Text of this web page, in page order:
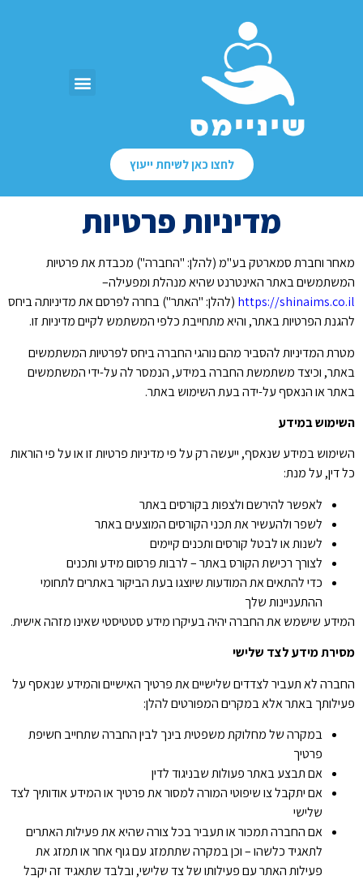
לחצו כאן לשיחת ייעוץ
מדיניות פרטיות
מאחר וחברת סמארטק בע"מ (להלן: "החברה") מכבדת את פרטיות
המשתמשים באתר האינטרנט שהיא מנהלת ומפעילה–
https://shinaims.co.il (להלן: "האתר") בחרה לפרסם את מדיניותה ביחס
להגנת הפרטיות באתר, והיא מתחייבת כלפי המשתמש לקיים מדיניות זו.
מטרת המדיניות להסביר מהם נוהגי החברה ביחס לפרטיות המשתמשים
באתר, וכיצד משתמשת החברה במידע, הנמסר לה על-ידי המשתמשים
באתר או הנאסף על-ידה בעת השימוש באתר.
השימוש במידע
השימוש במידע שנאסף, ייעשה רק על פי מדיניות פרטיות זו או על פי הוראות
כל דין, על מנת:
לאפשר להירשם ולצפות בקורסים באתר
לשפר ולהעשיר את תכני הקורסים המוצעים באתר
לשנות או לבטל קורסים ותכנים קיימים
לצורך רכישת הקורס באתר – לרבות פרסום מידע ותכנים
כדי להתאים את המודעות שיוצגו בעת הביקור באתרים לתחומי
ההתעניינות שלך
המידע שישמש את החברה יהיה בעיקרו מידע סטטיסטי שאינו מזהה אישית.
מסירת מידע לצד שלישי
החברה לא תעביר לצדדים שלישיים את פרטיך האישיים והמידע שנאסף על
פעילותך באתר אלא במקרים המפורטים להלן:
במקרה של מחלוקת משפטית בינך לבין החברה שתחייב חשיפת
פרטיך
אם תבצע באתר פעולות שבניגוד לדין
אם יתקבל צו שיפוטי המורה למסור את פרטיך או המידע אודותיך לצד
שלישי
אם החברה תמכור או תעביר בכל צורה שהיא את פעילות האתרים
לתאגיד כלשהו – וכן במקרה שתתמזג עם גוף אחר או תמזג את
פעילות האתר עם פעילותו של צד שלישי, ובלבד שתאגיד זה יקבל